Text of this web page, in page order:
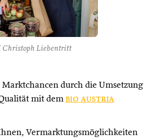
Christoph Liebentritt
durch die Umsetzung
mit dem bio austria
Vermarktungsmöglichkeiten